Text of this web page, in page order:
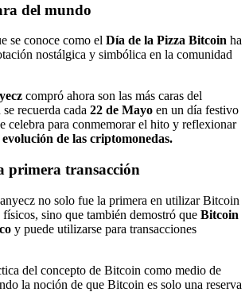
del mundo
se conoce como el Día de la Pizza Bitcoin ha
nostálgica y simbólica en la comunidad
compró ahora son las más caras del
recuerda cada 22 de Mayo en un día festivo
celebra para conmemorar el hito y reflexionar
de las criptomonedas.
primera transacción
no solo fue la primera en utilizar Bitcoin
sino que también demostró que Bitcoin
y puede utilizarse para transacciones
del concepto de Bitcoin como medio de
la noción de que Bitcoin es solo una reserva